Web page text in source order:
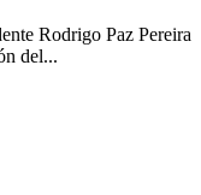
Rodrigo Paz Pereira
del...